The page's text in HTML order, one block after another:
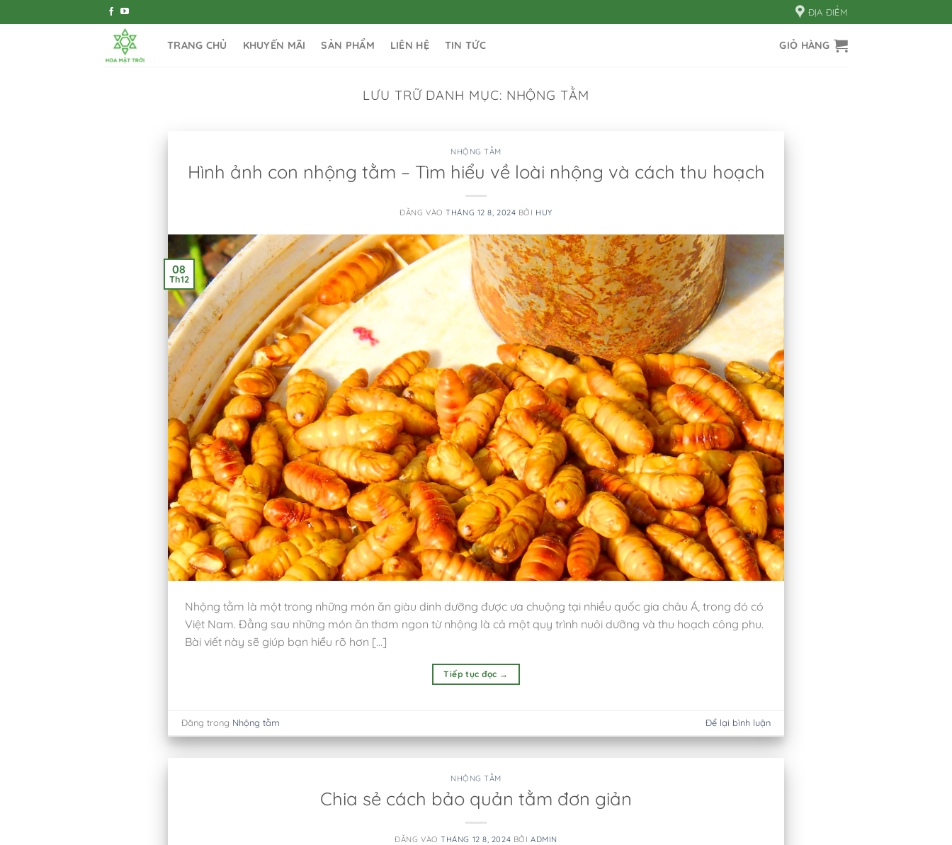
qua
ĐỊA ĐIỂM
TRANG CHỦ KHUYẾN MÃI SẢN PHẨM LIÊN HỆ TIN TỨC GIỎ HÀNG
LƯU TRỮ DANH MỤC: NHỘNG TẰM
NHỘNG TẰM
Hình ảnh con nhộng tằm – Tìm hiểu về loài nhộng và cách thu hoạch
ĐĂNG VÀOTHÁNG 12 8, 2024 BỞI HUY
08
Th12
Nhộng tằm là một trong những món ăn giàu dinh dưỡng được ưa chuộng tại nhiều quốc gia châu Á, trong đó có
Việt Nam. Đằng sau những món ăn thơm ngon từ nhộng là cả một quy trình nuôi dưỡng và thu hoạch công phu.
Bài viết này sẽ giúp bạn hiểu rõ hơn […]
Tiếp tục đọc →
Đăng trong Nhộng tằm Để lại bình luận
NHỘNG TẰM
Chia sẻ cách bảo quản tằm đơn giản
ĐĂNG VÀOTHÁNG 12 8, 2024 BỞI ADMIN